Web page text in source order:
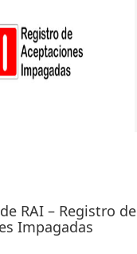
RAI – Registro de
Impagadas